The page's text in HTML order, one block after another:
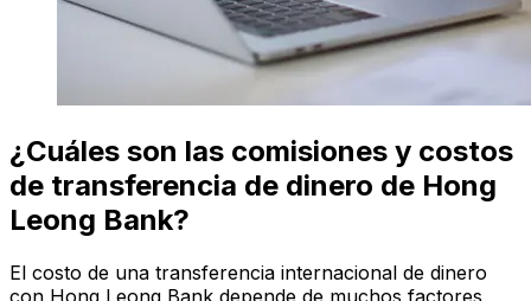
¿Cuáles son las comisiones y costos
de transferencia de dinero de Hong
Leong Bank?
El costo de una transferencia internacional de dinero